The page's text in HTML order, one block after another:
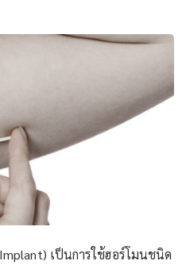
เป็นการใช้ฮอร์โมนชนิด